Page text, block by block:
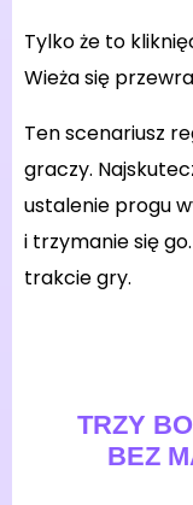
Tylko że to
Wieża się
Ten scenariusz
graczy.
ustalenie progu
i trzymanie się
trakcie gry.
TRZY
BEZ